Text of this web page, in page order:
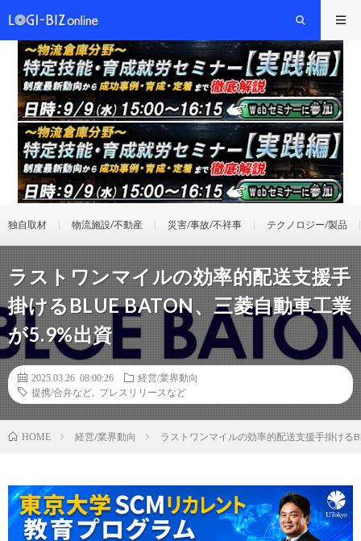
独自取材 物流施設/不動産 災害/事故/不祥事 テクノロジー/製品
ラストワンマイルの効率的配送支援手
掛けるBLUE BATON、三菱自動車工業
が5.9%出資
2025.03.26 08:00:26
経営/業界動向
提携/合弁など
プレスリリースなど
HOME 経営/業界動向 ラストワンマイルの効率的配送支援手掛ける